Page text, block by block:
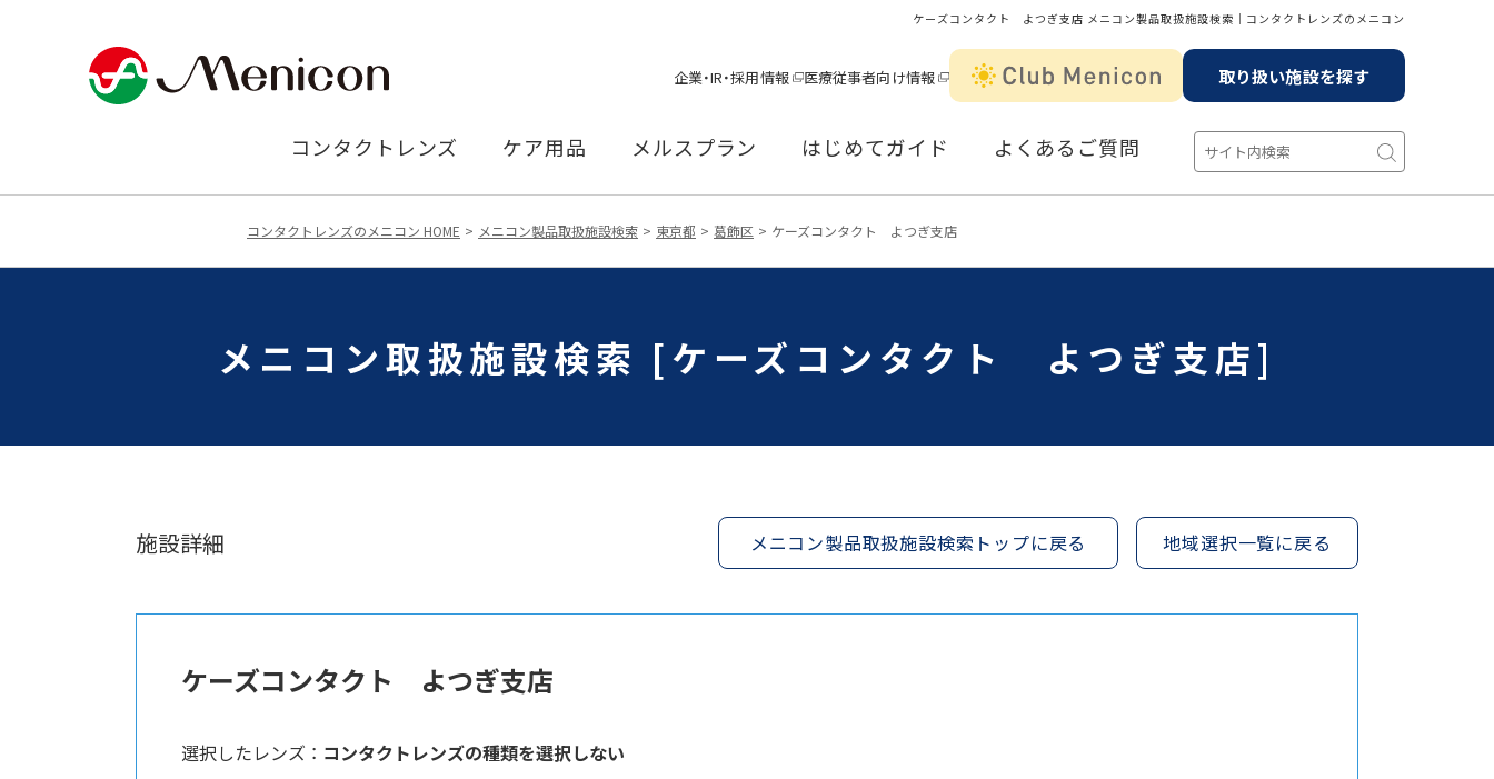
ケーズコンタクト よつぎ支店 メニコン製品取扱施設検索│コンタクトレンズのメニコン
企業・IR・採用情報 医療従事者向け情報 取り扱い施設を探す
コンタクトレンズ ケア用品 メルスプラン はじめてガイド よくあるご質問
コンタクトレンズのメニコン HOME メニコン製品取扱施設検索 東京都 葛飾区 ケーズコンタクト よつぎ支店
メニコン取扱施設検索 [ケーズコンタクト よつぎ支店]
施設詳細 メニコン製品取扱施設検索トップに戻る 地域選択一覧に戻る
ケーズコンタクト よつぎ支店
選択したレンズ ： コンタクトレンズの種類を選択しない